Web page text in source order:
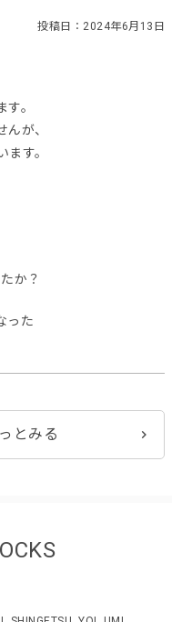
投稿日：2024年6月13日
。
が、
す。
か？
った
とみる